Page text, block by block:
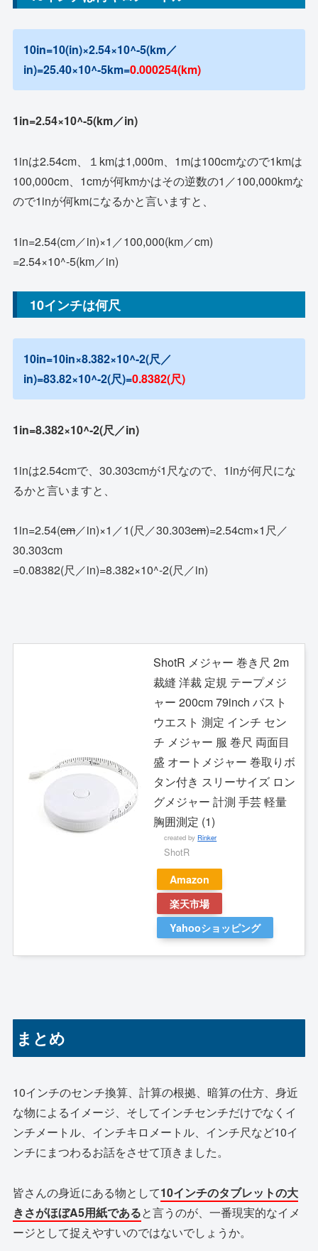
10in=10(in)×2.54×10^-5(km／
in)=25.40×10^-5km=0.000254(km)
1in=2.54×10^-5(km／in)
1inは2.54cm、１kmは1,000m、1mは100cmなので1kmは
100,000cm、1cmが何kmかはその逆数の1／100,000kmな
ので1inが何kmになるかと言いますと、
1in=2.54(cm／in)×1／100,000(km／cm)
=2.54×10^-5(km／in)
10インチは何尺
10in=10in×8.382×10^-2(尺／
in)=83.82×10^-2(尺)=0.8382(尺)
1in=8.382×10^-2(尺／in)
1inは2.54cmで、30.303cmが1尺なので、1inが何尺にな
るかと言いますと、
1in=2.54(cm／in)×1／1(尺／30.303cm)=2.54cm×1尺／
30.303cm
=0.08382(尺／in)=8.382×10^-2(尺／in)
ShotR メジャー 巻き尺 2m
裁縫 洋裁 定規 テープメジ
ャー 200cm 79inch バスト
ウエスト 測定 インチ セン
チ メジャー 服 巻尺 両面目
盛 オートメジャー 巻取りボ
タン付き スリーサイズ ロン
グメジャー 計測 手芸 軽量
胸囲測定 (1)
created byRinker
ShotR
Amazon
楽天市場
Yahooショッピング
まとめ
10インチのセンチ換算、計算の根拠、暗算の仕方、身近
な物によるイメージ、そしてインチセンチだけでなくイ
ンチメートル、インチキロメートル、インチ尺など10イ
ンチにまつわるお話をさせて頂きました。
皆さんの身近にある物として10インチのタブレットの大
きさがほぼA5用紙であると言うのが、一番現実的なイメ
ージとして捉えやすいのではないでしょうか。